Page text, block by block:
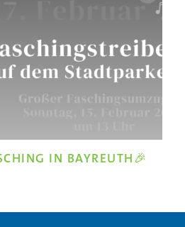
IN BAYREUTH🎉